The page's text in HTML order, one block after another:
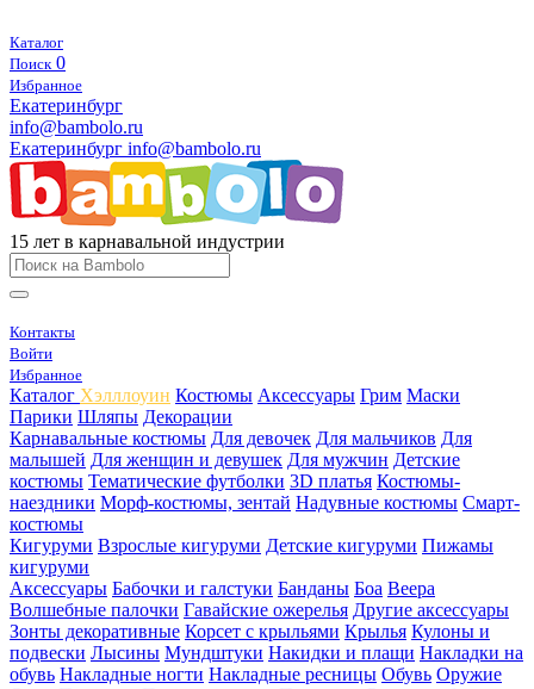
Каталог
Поиск 0
Избранное
Екатеринбург
info@bambolo.ru
Екатеринбург info@bambolo.ru
15 лет в карнавальной индустрии
Контакты
Войти
Избранное
Каталог Хэлллоуин Костюмы Аксессуары Грим Маски
Парики Шляпы Декорации
Карнавальные костюмы Для девочек Для мальчиков Для
малышей Для женщин и девушек Для мужчин Детские
костюмы Тематические футболки 3D платья Костюмы-
наездники Морф-костюмы, зентай Надувные костюмы Смарт-
костюмы
Кигуруми Взрослые кигуруми Детские кигуруми Пижамы
кигуруми
Аксессуары Бабочки и галстуки Банданы Боа Веера
Волшебные палочки Гавайские ожерелья Другие аксессуары
Зонты декоративные Корсет с крыльями Крылья Кулоны и
подвески Лысины Мундштуки Накидки и плащи Накладки на
обувь Накладные ногти Накладные ресницы Обувь Оружие